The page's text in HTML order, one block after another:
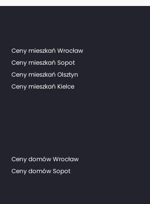
Ceny mieszkań Wrocław
Ceny mieszkań Sopot
Ceny mieszkań Olsztyn
Ceny mieszkań Kielce
Ceny domów Wrocław
Ceny domów Sopot